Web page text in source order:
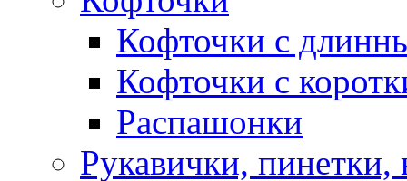
Кофточки с
Кофточки с
Распашонки
Рукавички, пинетки,